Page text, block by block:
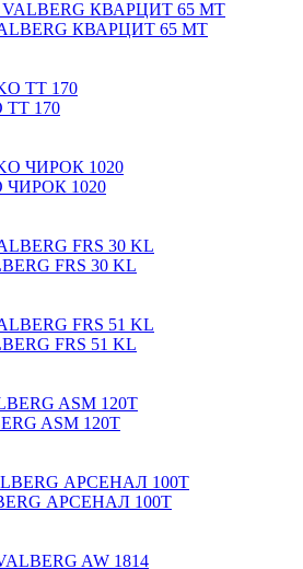
КВАРЦИТ 65 МТ
TT 170
ЧИРОК 1020
FRS 30 KL
FRS 51 KL
ASM 120T
АРСЕНАЛ 100Т